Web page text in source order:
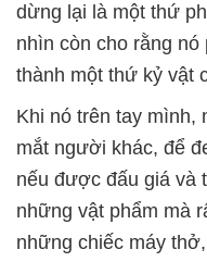
dừng lại là một thứ
nhìn còn cho rằng
thành một thứ kỷ vật
Khi nó trên tay mình,
mắt người khác, để
nếu được đấu giá và
những vật phẩm mà
những chiếc máy